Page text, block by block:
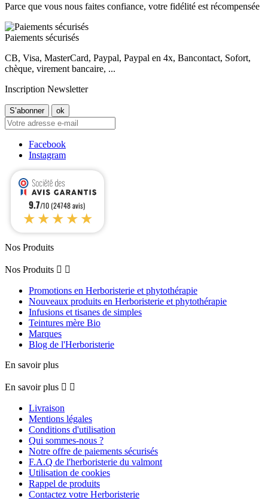
Parce que vous nous faites confiance, votre fidélité est récompensée
Paiements sécurisés
CB, Visa, MasterCard, Paypal, Paypal en 4x, Bancontact, Sofort,
chèque, virement bancaire, ...
Inscription Newsletter
Facebook
Instagram
9.7/10 (24748 avis)
★★★★★
Nos Produits
Nos Produits  
Promotions en Herboristerie et phytothérapie
Nouveaux produits en Herboristerie et phytothérapie
Infusions et tisanes de simples
Teintures mère Bio
Marques
Blog de l'Herboristerie
En savoir plus
En savoir plus  
Livraison
Mentions légales
Conditions d'utilisation
Qui sommes-nous ?
Notre offre de paiements sécurisés
F.A.Q de l'herboristerie du valmont
Utilisation de cookies
Rappel de produits
Contactez votre Herboristerie